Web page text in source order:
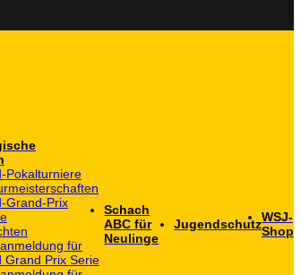
Pokalturniere
Grand-Prix
für
Grand Prix Serie
Schach
ABC für
Neulinge
JugendschutzWSJ-
Shop